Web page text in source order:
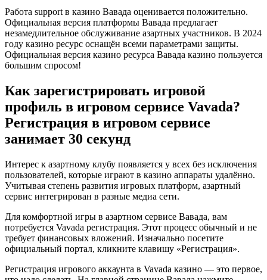
Работа support в казино Вавада оценивается положительно.
Официальная версия платформы Вавада предлагает
незамедлительное обслуживание азартных участников. В 2024
году казино ресурс оснащён всеми параметрами защиты.
Официальная версия казино ресурса Вавада казино пользуется
большим спросом!
Как зарегистрировать игровой
профиль в игровом сервисе Vavada?
Регистрация в игровом сервисе
занимает 30 секунд
Интерес к азартному клубу появляется у всех без исключения
пользователей, которые играют в казино аппараты удалённо.
Учитывая степень развития игровых платформ, азартный
сервис интегрирован в разные медиа сети.
Для комфортной игры в азартном сервисе Вавада, вам
потребуется Vavada регистрация. Этот процесс обычный и не
требует финансовых вложений. Изначально посетите
официальный портал, кликните клавишу «Регистрация».
Регистрация игрового аккаунта в Vavada казино — это первое,